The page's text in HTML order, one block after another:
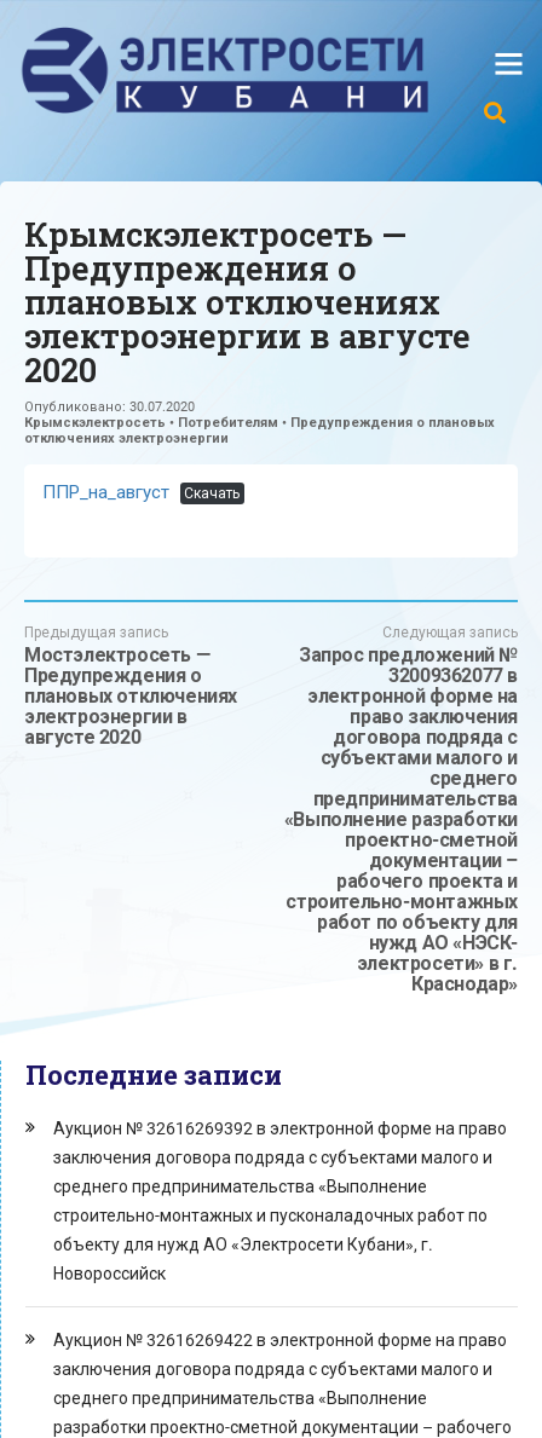
Крымскэлектросеть —
Предупреждения о
плановых отключениях
электроэнергии в августе
2020
Опубликовано: 30.07.2020
Крымскэлектросеть • Потребителям • Предупреждения о плановых
отключениях электроэнергии
ППР_на_август Скачать
Предыдущая запись
Мостэлектросеть —
Предупреждения о
плановых отключениях
электроэнергии в
августе 2020
Следующая запись
Запрос предложений №
32009362077 в
электронной форме на
право заключения
договора подряда с
субъектами малого и
среднего
предпринимательства
«Выполнение разработки
проектно-сметной
документации –
рабочего проекта и
строительно-монтажных
работ по объекту для
нужд АО «НЭСК-
электросети» в г.
Краснодар»
Последние записи
Аукцион № 32616269392 в электронной форме на право
заключения договора подряда с субъектами малого и
среднего предпринимательства «Выполнение
строительно-монтажных и пусконаладочных работ по
объекту для нужд АО «Электросети Кубани», г.
Новороссийск
Аукцион № 32616269422 в электронной форме на право
заключения договора подряда с субъектами малого и
среднего предпринимательства «Выполнение
разработки проектно-сметной документации – рабочего